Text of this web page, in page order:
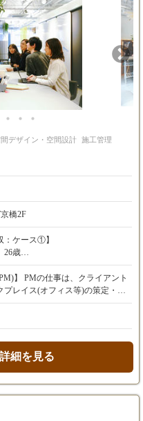
間デザイン・空間設計 施工管理
橋2F
：ケース①】
26歳
円 ※固定残業手当含む
円
：ケース②】
円 ※固定残業手当含む
円
月：63,900円～115,000円（固定残
】 PMの仕事は、クライアント
レイス(オフィス等)の策定・構
グラミングやコンセプトメイクか
たるまでプロジェクト全体のプ
推進させて設定した目的とゴール
プ
設定、予算・スケジュール・体
プトおよび要件の抽出、ヒアリン
容・工事工程・施工品質の最適
詳細を見る